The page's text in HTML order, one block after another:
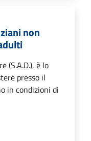
non
(S.A.D.), è lo
presso il
in condizioni di